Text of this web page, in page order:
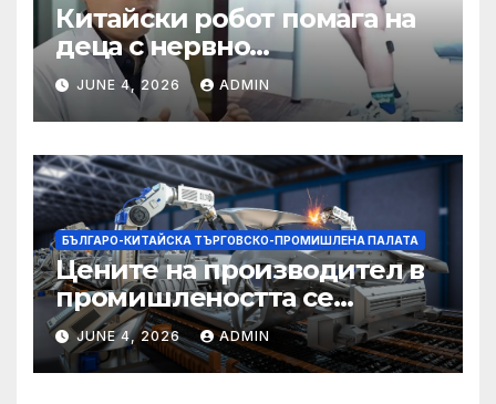
Китайски робот помага на
деца с нервно
разстройство да се
изправят за първи път
JUNE 4, 2026 ADMIN
БЪЛГАРО-КИТАЙСКА ТЪРГОВСКО-ПРОМИШЛЕНА ПАЛАТА
Цените на производител в
промишлеността се
понижават с 0,7% в
еврозоната и с 0,5% в ЕС
JUNE 4, 2026 ADMIN